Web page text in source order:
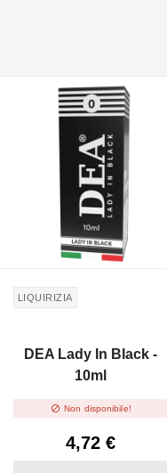
LIQUIRIZIA
DEA Lady In Black -
10ml
 Non disponibile!
4,72 €